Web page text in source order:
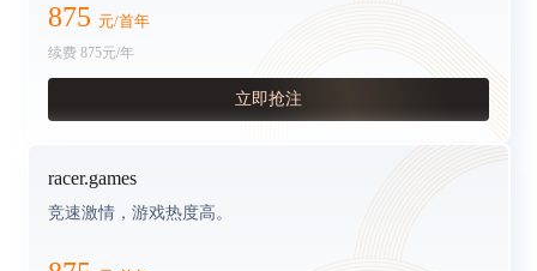
875 元/首年
续费 875元/年
立即抢注
racer.games
竞速激情，游戏热度高。